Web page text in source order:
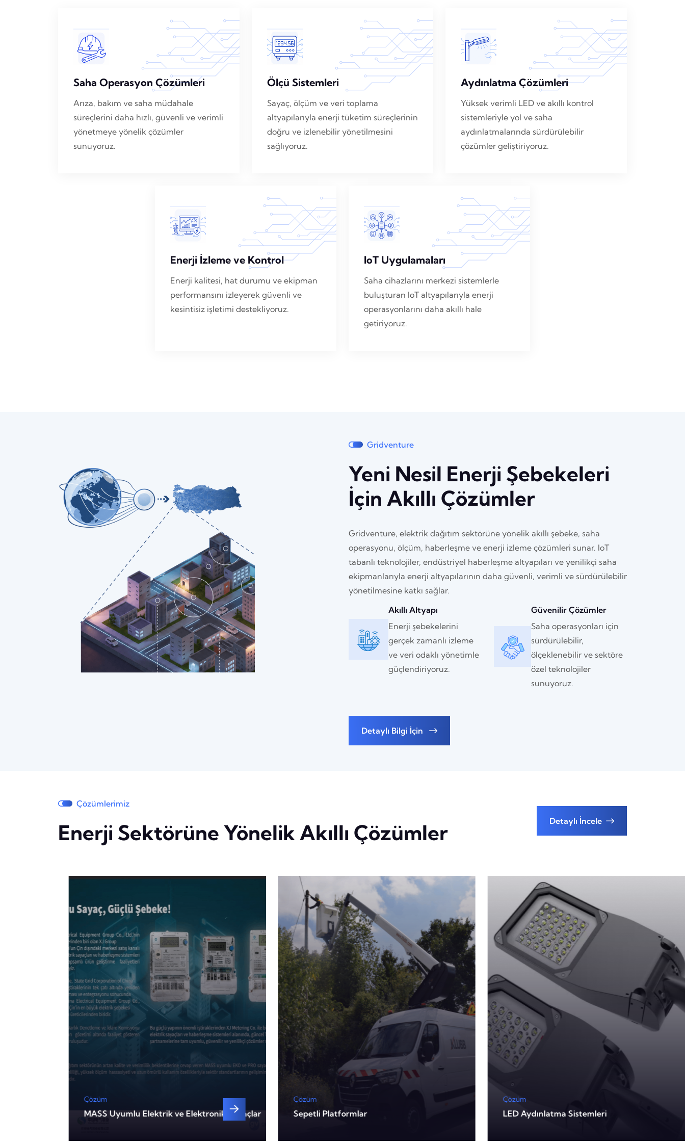
Saha Operasyon Çözümleri
Arıza, bakım ve saha müdahale
süreçlerini daha hızlı, güvenli ve verimli
yönetmeye yönelik çözümler
sunuyoruz.
Ölçü Sistemleri
Sayaç, ölçüm ve veri toplama
altyapılarıyla enerji tüketim süreçlerinin
doğru ve izlenebilir yönetilmesini
sağlıyoruz.
Aydınlatma Çözümleri
Yüksek verimli LED ve akıllı kontrol
sistemleriyle yol ve saha
aydınlatmalarında sürdürülebilir
çözümler geliştiriyoruz.
Enerji İzleme ve Kontrol
Enerji kalitesi, hat durumu ve ekipman
performansını izleyerek güvenli ve
kesintisiz işletimi destekliyoruz.
IoT Uygulamaları
Saha cihazlarını merkezi sistemlerle
buluşturan IoT altyapılarıyla enerji
operasyonlarını daha akıllı hale
getiriyoruz.
Gridventure
Yeni Nesil Enerji Şebekeleri
İçin Akıllı Çözümler
Gridventure, elektrik dağıtım sektörüne yönelik akıllı şebeke, saha
operasyonu, ölçüm, haberleşme ve enerji izleme çözümleri sunar. IoT
tabanlı teknolojiler, endüstriyel haberleşme altyapıları ve yenilikçi saha
ekipmanlarıyla enerji altyapılarının daha güvenli, verimli ve sürdürülebilir
yönetilmesine katkı sağlar.
Akıllı Altyapı
Enerji şebekelerini
gerçek zamanlı izleme
ve veri odaklı yönetimle
güçlendiriyoruz.
Güvenilir Çözümler
Saha operasyonları için
sürdürülebilir,
ölçeklenebilir ve sektöre
özel teknolojiler
sunuyoruz.
Detaylı Bilgi İçin
Çözümlerimiz
Enerji Sektörüne Yönelik Akıllı Çözümler Detaylı İncele
Çözüm
MASS Uyumlu Elektrik ve Elektronik Sayaçlar
Çözüm
Sepetli Platformlar
Çözüm
LED Aydınlatma Sistemleri